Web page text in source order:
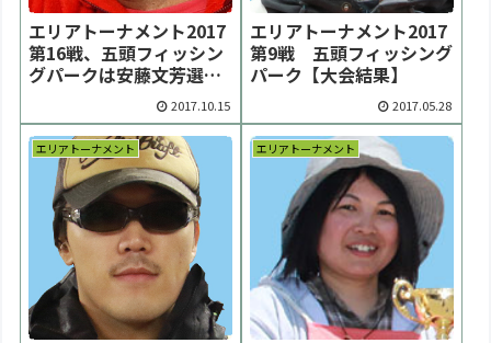
エリアトーナメント2017
第16戦、五頭フィッシン
グパークは安藤文芳選手
が優勝【大会結果】2017.10.15
エリアトーナメント2017
第9戦 五頭フィッシング
パーク【大会結果】
2017.05.28
エリアトーナメント エリアトーナメント